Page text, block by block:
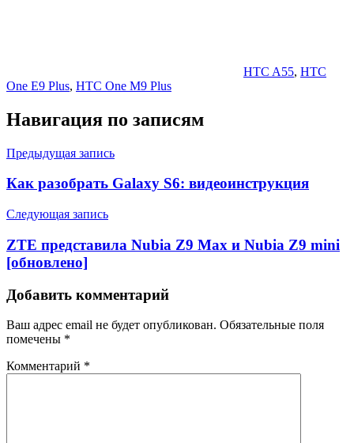
HTC A55, HTC
One E9 Plus, HTC One M9 Plus
Навигация по записям
Предыдущая запись
Как разобрать Galaxy S6: видеоинструкция
Следующая запись
ZTE представила Nubia Z9 Max и Nubia Z9 mini
[обновлено]
Добавить комментарий
Ваш адрес email не будет опубликован. Обязательные поля
помечены *
Комментарий *